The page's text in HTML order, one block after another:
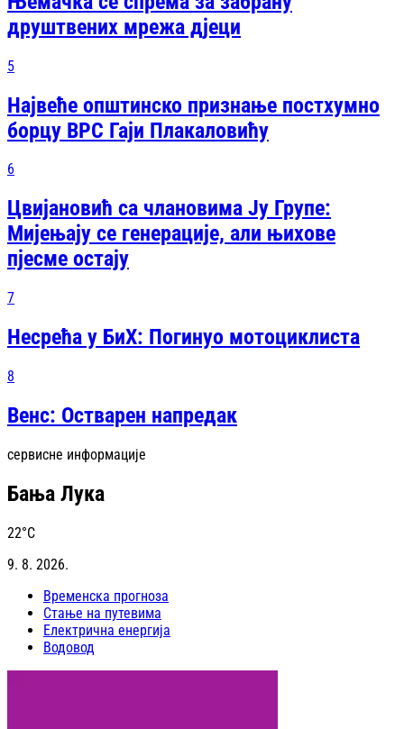
друштвених мрежа дјеци
5
Највеће општинско признање постхумно
борцу ВРС Гаји Плакаловићу
6
Цвијановић са члановима Ју Групе:
Мијењају се генерације, али њихове
пјесме остају
7
Несрећа у БиХ: Погинуо мотоциклиста
8
Венс: Остварен напредак
сервисне информације
Бања Лука
22°C
9. 8. 2026.
Временска прогноза
Стање на путевима
Електрична енергија
Водовод